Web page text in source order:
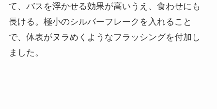
て、バスを浮かせる効果が高いうえ、食わせにも
長ける。極小のシルバーフレークを入れること
で、体表がヌラめくようなフラッシングを付加し
ました。